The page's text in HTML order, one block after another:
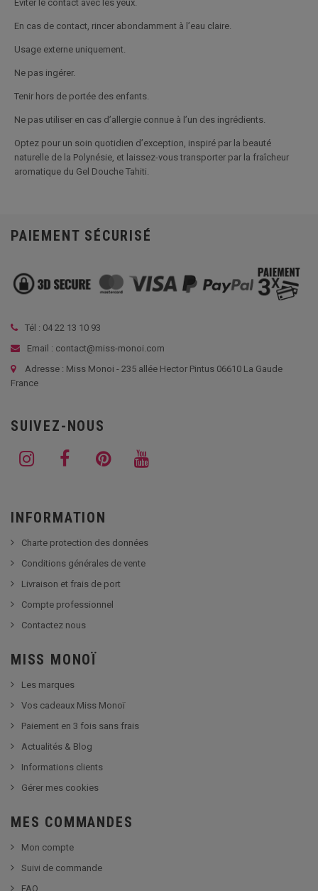
Éviter le contact avec les yeux.
En cas de contact, rincer abondamment à l’eau claire.
Usage externe uniquement.
Ne pas ingérer.
Tenir hors de portée des enfants.
Ne pas utiliser en cas d’allergie connue à l’un des ingrédients.
Optez pour un soin quotidien d’exception, inspiré par la beauté
naturelle de la Polynésie, et laissez-vous transporter par la fraîcheur
aromatique du Gel Douche Tahiti.
PAIEMENT SÉCURISÉ
Tél : 04 22 13 10 93
Email : contact@miss-monoi.com
Adresse : Miss Monoi - 235 allée Hector Pintus 06610 La Gaude
France
SUIVEZ-NOUS
INFORMATION
Charte protection des données
Conditions générales de vente
Livraison et frais de port
Compte professionnel
Contactez nous
MISS MONOÏ
Les marques
Vos cadeaux Miss Monoï
Paiement en 3 fois sans frais
Actualités & Blog
Informations clients
Gérer mes cookies
MES COMMANDES
Mon compte
Suivi de commande
FAQ